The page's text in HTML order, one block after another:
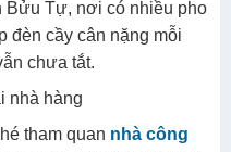
Bửu Tự, nơi có nhiều pho
đèn cầy cân nặng mỗi
chưa tắt.
nhà hàng
tham quan nhà công